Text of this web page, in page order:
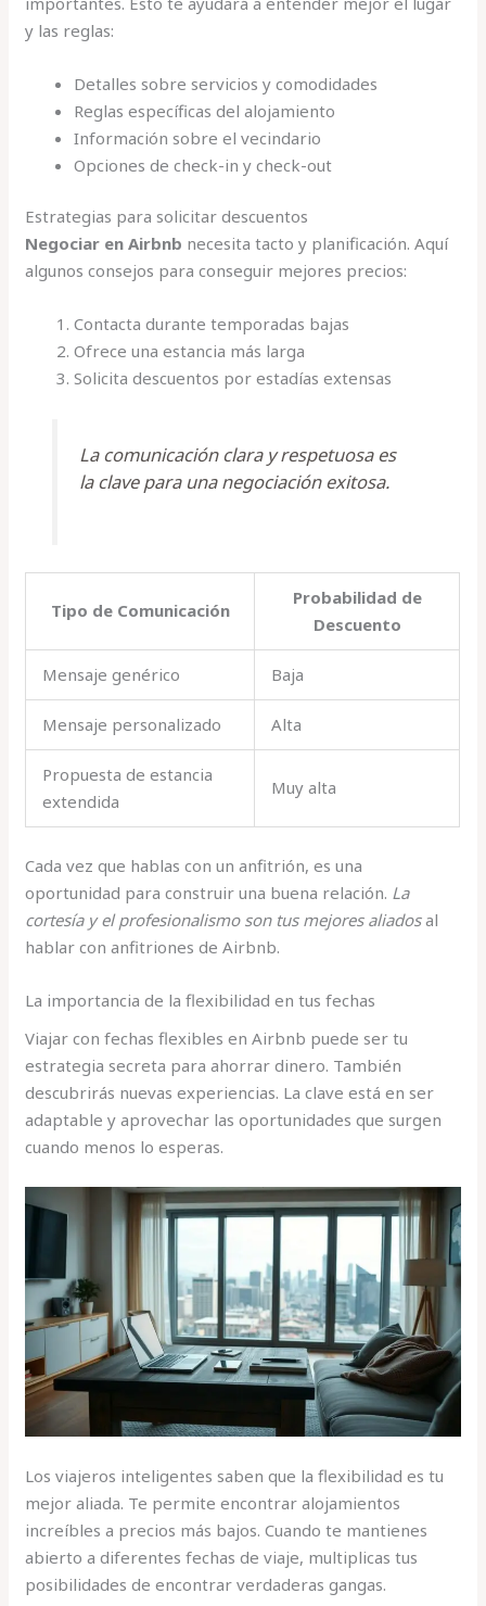
y las reglas:
Detalles sobre servicios y comodidades
Reglas específicas del alojamiento
Información sobre el vecindario
Opciones de check-in y check-out
Estrategias para solicitar descuentos
Negociar en Airbnb necesita tacto y planificación. Aquí
algunos consejos para conseguir mejores precios:
Contacta durante temporadas bajas
Ofrece una estancia más larga
Solicita descuentos por estadías extensas
La comunicación clara y respetuosa es
la clave para una negociación exitosa.
Tipo de Comunicación
Probabilidad de
Descuento
Mensaje genérico Baja
Mensaje personalizado Alta
Propuesta de estancia
extendida
Muy alta
Cada vez que hablas con un anfitrión, es una
oportunidad para construir una buena relación. La
cortesía y el profesionalismo son tus mejores aliadosal
hablar con anfitriones de Airbnb.
La importancia de la flexibilidad en tus fechas
Viajar con fechas flexibles en Airbnb puede ser tu
estrategia secreta para ahorrar dinero. También
descubrirás nuevas experiencias. La clave está en ser
adaptable y aprovechar las oportunidades que surgen
cuando menos lo esperas.
Los viajeros inteligentes saben que la flexibilidad es tu
mejor aliada. Te permite encontrar alojamientos
increíbles a precios más bajos. Cuando te mantienes
abierto a diferentes fechas de viaje, multiplicas tus
posibilidades de encontrar verdaderas gangas.